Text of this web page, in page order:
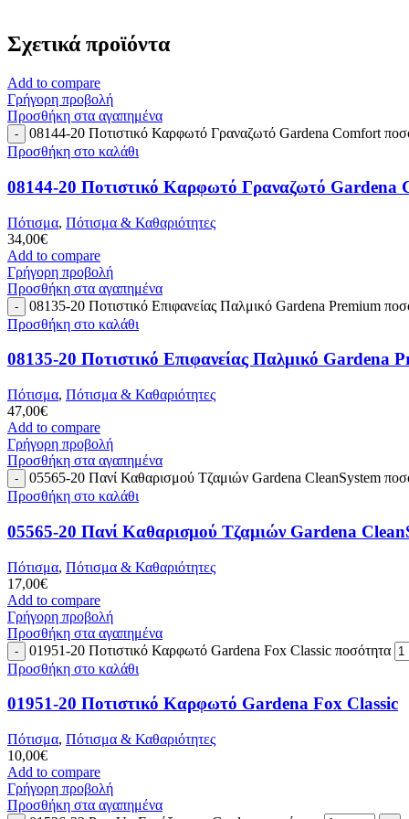
Σχετικά προϊόντα
Add to compare
Γρήγορη προβολή
Προσθήκη στα αγαπημένα
08144-20 Ποτιστικό Καρφωτό Γραναζωτό Gardena Comfort
Προσθήκη στο καλάθι
08144-20 Ποτιστικό Καρφωτό Γραναζωτό Gardena
Πότισμα, Πότισμα & Καθαριότητες
34,00€
Add to compare
Γρήγορη προβολή
Προσθήκη στα αγαπημένα
08135-20 Ποτιστικό Επιφανείας Παλμικό Gardena Premium
Προσθήκη στο καλάθι
08135-20 Ποτιστικό Επιφανείας Παλμικό Gardena
Πότισμα, Πότισμα & Καθαριότητες
47,00€
Add to compare
Γρήγορη προβολή
Προσθήκη στα αγαπημένα
05565-20 Πανί Καθαρισμού Τζαμιών Gardena CleanSystem
Προσθήκη στο καλάθι
05565-20 Πανί Καθαρισμού Τζαμιών Gardena
Πότισμα, Πότισμα & Καθαριότητες
17,00€
Add to compare
Γρήγορη προβολή
Προσθήκη στα αγαπημένα
01951-20 Ποτιστικό Καρφωτό Gardena Fox Classic ποσότητα
Προσθήκη στο καλάθι
01951-20 Ποτιστικό Καρφωτό Gardena Fox Classic
Πότισμα, Πότισμα & Καθαριότητες
10,00€
Add to compare
Γρήγορη προβολή
Προσθήκη στα αγαπημένα